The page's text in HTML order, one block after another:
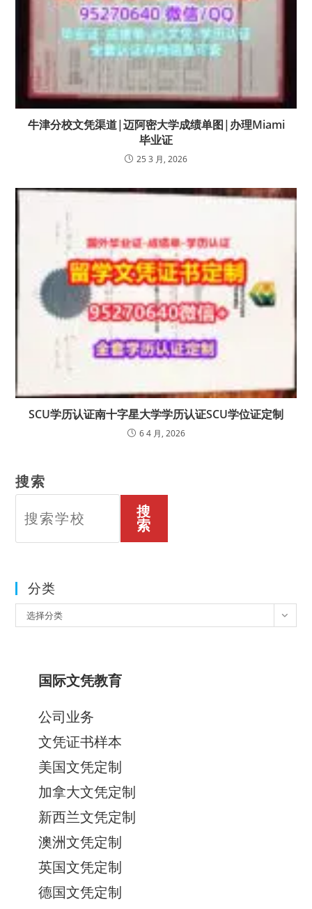
牛津分校文凭渠道|迈阿密大学成绩单图|办理Miami
毕业证
25 3 月, 2026
SCU学历认证南十字星大学学历认证SCU学位证定制
6 4 月, 2026
搜索
搜
索
分类
类
选择分类
国际文凭教育
公司业务
文凭证书样本
美国文凭定制
加拿大文凭定制
新西兰文凭定制
澳洲文凭定制
英国文凭定制
德国文凭定制